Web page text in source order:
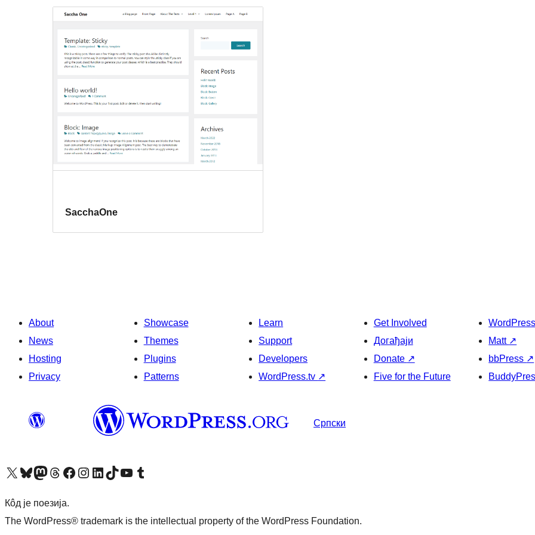
SacchaOne
About
News
Hosting
Privacy
Showcase
Themes
Plugins
Patterns
Learn
Support
Developers
WordPress.tv ↗
Get Involved
Догађаји
Donate ↗
Five for the Future
Matt ↗
bbPress ↗
Српски
Visit our X (formerly Twitter) account
Посетите наш Bluesky налог
Visit our Mastodon account
Посетите наш налог на Threads-у Visit our Facebook pageПосетите наш Инстаграм налог
Visit our LinkedIn account
Посетите наш TikTok налог
Visit our YouTube channel
Посетите наш Tumblr налог
Кôд је поезија.
The WordPress® trademark is the intellectual property of the WordPress Foundation.